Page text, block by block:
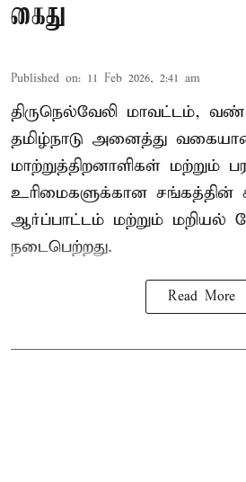
கைது
Published on: 11 Feb 2026, 2:41 am
திருநெல்வேலி மாவட்டம்,
தமிழ்நாடு அனைத்து
மாற்றுத்திறனாளிகள் மற்றும்
உரிமைகளுக்கான சங்கத்தின்
ஆர்ப்பாட்டம் மற்றும் மறியல்
நடைபெற்றது.
Read More